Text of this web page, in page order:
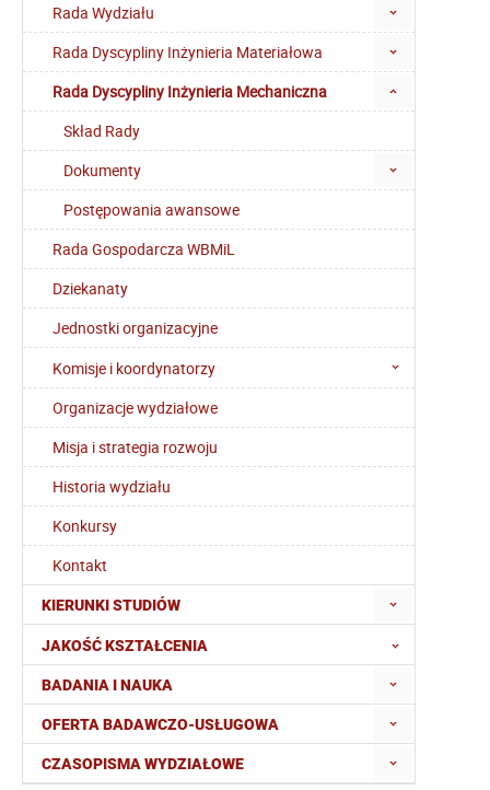
Rada Wydziału
Rada Dyscypliny Inżynieria Materiałowa
Rada Dyscypliny Inżynieria Mechaniczna
Skład Rady
Dokumenty
Postępowania awansowe
Rada Gospodarcza WBMiL
Dziekanaty
Jednostki organizacyjne
Komisje i koordynatorzy
Organizacje wydziałowe
Misja i strategia rozwoju
Historia wydziału
Konkursy
Kontakt
KIERUNKI STUDIÓW
JAKOŚĆ KSZTAŁCENIA
BADANIA I NAUKA
OFERTA BADAWCZO-USŁUGOWA
CZASOPISMA WYDZIAŁOWE